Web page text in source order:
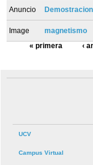
Anuncio
Image
magnetismo
« primera
‹
UCV
Campus Virtual